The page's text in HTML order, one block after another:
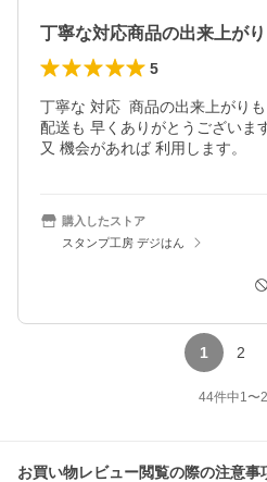
5
丁寧な 対応  商品の出来上がり
配送も 早くありがとうございま
又 機会があれば 利用します。
購入したストア
スタンプ工房 デジはん
1 2
44件中1〜
お買い物レビュー閲覧の際の注意事